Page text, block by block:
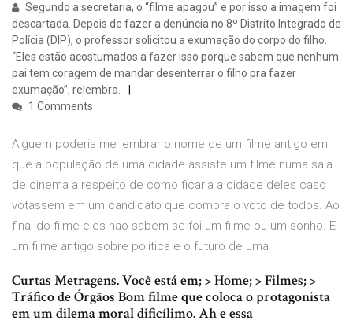
Segundo a secretaria, o “filme apagou” e por isso a imagem foi
descartada. Depois de fazer a denúncia no 8º Distrito Integrado de
Polícia (DIP), o professor solicitou a exumação do corpo do filho.
“Eles estão acostumados a fazer isso porque sabem que nenhum
pai tem coragem de mandar desenterrar o filho pra fazer
exumação”, relembra.
1 Comments
Alguem poderia me lembrar o nome de um filme antigo em
que a população de uma cidade assiste um filme numa sala
de cinema a respeito de como ficaria a cidade deles caso
votassem em um candidato que compra o voto de todos. Ao
final do filme eles nao sabem se foi um filme ou um sonho. E
um filme antigo sobre politica e o futuro de uma
Curtas Metragens. Você está em; > Home; > Filmes; >
Tráfico de Órgãos Bom filme que coloca o protagonista
em um dilema moral dificílimo. Ah e essa